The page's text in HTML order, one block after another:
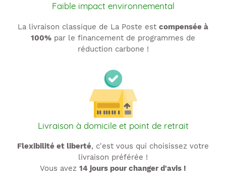
Faible impact environnemental
La livraison classique de La Poste est compensée à
100% par le financement de programmes de
réduction carbone !
Livraison à domicile et point de retrait
Flexibilité et liberté, c'est vous qui choisissez votre
livraison préférée !
Vous avez 14 jours pour changer d'avis !